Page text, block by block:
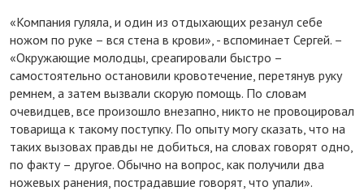
«Компания гуляла, и один из отдыхающих резанул себе
ножом по руке – вся стена в крови», - вспоминает Сергей. –
«Окружающие молодцы, среагировали быстро –
самостоятельно остановили кровотечение, перетянув руку
ремнем, а затем вызвали скорую помощь. По словам
очевидцев, все произошло внезапно, никто не провоцировал
товарища к такому поступку. По опыту могу сказать, что на
таких вызовах правды не добиться, на словах говорят одно,
по факту – другое. Обычно на вопрос, как получили два
ножевых ранения, пострадавшие говорят, что упали».